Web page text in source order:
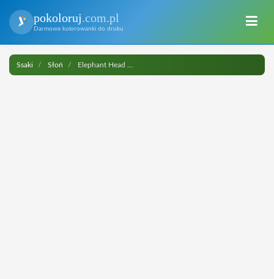
pokoloruj.com.pl
Darmowe kolorowanki do druku
Ssaki Słoń Elephant Head do druku